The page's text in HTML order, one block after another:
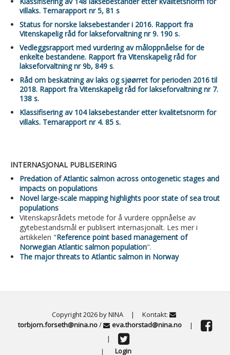
villaks. Temarapport nr 5, 81 s
Status for norske laksebestander i 2016. Rapport fra
Vitenskapelig råd for lakseforvaltning nr 9. 190 s.
Vedleggsrapport med vurdering av måloppnåelse for de
enkelte bestandene. Rapport fra Vitenskapelig råd for
lakseforvaltning nr 9b, 849 s.
Råd om beskatning av laks og sjøørret for perioden 2016 til
2018. Rapport fra Vitenskapelig råd for lakseforvaltning nr 7.
138 s.
Klassifisering av 104 laksebestander etter kvalitetsnorm for
villaks. Temarapport nr 4. 85 s.
INTERNASJONAL PUBLISERING
Predation of Atlantic salmon across ontogenetic stages and
impacts on populations
Novel large-scale mapping highlights poor state of sea trout
populations
Vitenskapsrådets metode for å vurdere oppnåelse av
gytebestandsmål er publisert internasjonalt. Les mer i
artikkelen "Reference point based management of
Norwegian Atlantic salmon population".
The major threats to Atlantic salmon in Norway
Copyright 2026 by NINA |
Kontakt:
torbjorn.forseth@nina.no/ eva.thorstad@nina.no
|
|
Login